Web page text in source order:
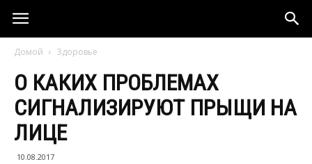
Домой Здоровье
О КАКИХ ПРОБЛЕМАХ
СИГНАЛИЗИРУЮТ ПРЫЩИ НА
ЛИЦЕ
10.08.2017